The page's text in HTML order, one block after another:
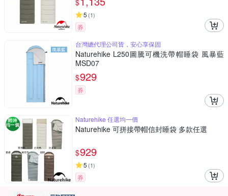
$
5 (1)
券
台灣總代理公司貨，安心享保固
Naturehike L250圖騰可機洗帶帽睡袋 風暴藍
MSD07
$929
券
Naturehike 任選均一價
Naturehike 可拼接帶帽信封睡袋 多款任選
$929
5 (1)
券